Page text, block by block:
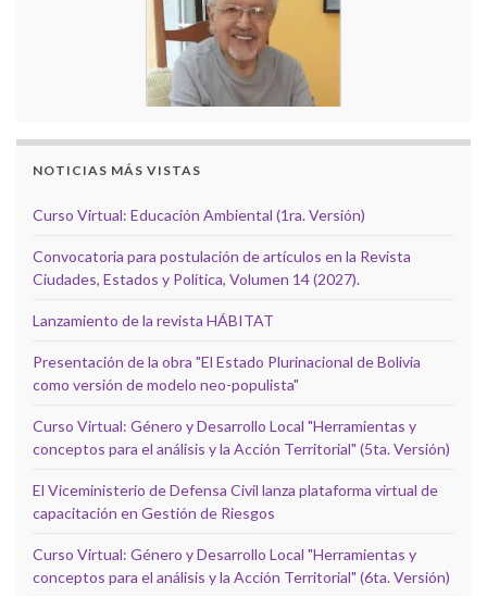
NOTICIAS MÁS VISTAS
Curso Virtual: Educación Ambiental (1ra. Versión)
Convocatoria para postulación de artículos en la Revista
Ciudades, Estados y Política, Volumen 14 (2027).
Lanzamiento de la revista HÁBITAT
Presentación de la obra "El Estado Plurinacional de Bolivia
como versión de modelo neo-populista"
Curso Virtual: Género y Desarrollo Local "Herramientas y
conceptos para el análisis y la Acción Territorial" (5ta. Versión)
El Viceministerio de Defensa Civil lanza plataforma virtual de
capacitación en Gestión de Riesgos
Curso Virtual: Género y Desarrollo Local "Herramientas y
conceptos para el análisis y la Acción Territorial" (6ta. Versión)